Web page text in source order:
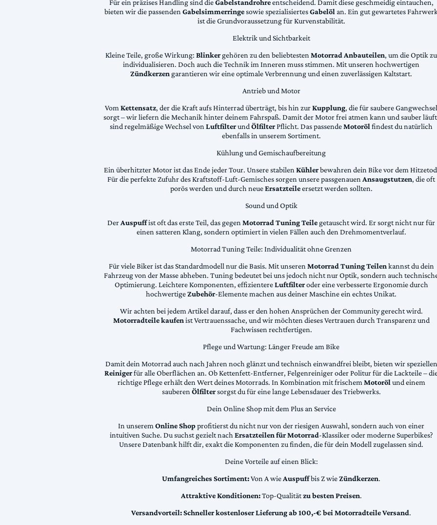
Für ein präzises Handling sind dieGabelstandrohreentscheidend. Damit diese geschmeidig eintauchen,
bieten wir die passendenGabelsimmerringesowie spezialisiertesGabelöl an. Ein gut gewartetes
ist die Grundvoraussetzung für Kurvenstabilität.
Elektrik und Sichtbarkeit
Kleine Teile, große Wirkung: Blinker gehören zu den beliebtestenMotorrad Anbauteilen, um die Optik zu
individualisieren. Doch auch die Technik im Inneren muss stimmen. Mit unseren hochwertigen
Zündkerzen garantieren wir eine optimale Verbrennung und einen zuverlässigen Kaltstart.
Antrieb und Motor
VomKettensatz, der die Kraft aufs Hinterrad überträgt, bis hin zurKupplung, die für saubere Gangwechsel
sorgt – wir liefern die Mechanik hinter deinem Fahrspaß. Damit der Motor frei atmen kann und sauber
sind regelmäßige Wechsel vonLuftfilterundÖlfilterPflicht. Das passendeMotorölfindest du natürlich
ebenfalls in unserem Sortiment.
Kühlung und Gemischaufbereitung
Ein überhitzter Motor ist das Ende jeder Tour. Unsere stabilenKühlerbewahren dein Bike vor dem
Für die perfekte Zufuhr des Kraftstoff-Luft-Gemisches sorgen unsere passgenauenAnsaugstutzen, die oft
porös werden und durch neueErsatzteileersetzt werden sollten.
Sound und Optik
DerAuspuffist oft das erste Teil, das gegenMotorrad Tuning Teile getauscht wird. Er sorgt nicht nur für
einen satteren Klang, sondern optimiert in vielen Fällen auch den Drehmomentverlauf.
Motorrad Tuning Teile: Individualität ohne Grenzen
Für viele Biker ist das Standardmodell nur die Basis. Mit unserenMotorrad Tuning Teilenkannst du dein
Fahrzeug von der Masse abheben. Tuning bedeutet bei uns jedoch nicht nur Optik, sondern auch
Optimierung. Leichtere Komponenten, effizientereLuftfilteroder eine verbesserte Ergonomie durch
hochwertigeZubehör-Elemente machen aus deiner Maschine ein echtes Unikat.
Wir achten bei jedem Artikel darauf, dass er den hohen Ansprüchen der Community gerecht wird.
Motorradteile kaufenist Vertrauenssache, und wir möchten dieses Vertrauen durch Transparenz und
Fachwissen rechtfertigen.
Pflege und Wartung: Länger Freude am Bike
Damit dein Motorrad auch nach Jahren noch glänzt und technisch einwandfrei bleibt, bieten wir speziellen
Reinigerfür alle Oberflächen an. Ob Kettenfett-Entferner, Felgenreiniger oder Politur für die Lackteile –
richtige Pflege erhält den Wert deines Motorrads. In Kombination mit frischemMotorölund einem
sauberenÖlfiltersorgst du für eine lange Lebensdauer des Triebwerks.
Dein Online Shop mit dem Plus an Service
In unseremOnline Shopprofitierst du nicht nur von der riesigen Auswahl, sondern auch von einer
intuitiven Suche. Du suchst gezielt nachErsatzteilen für Motorrad-Klassiker oder moderne Superbikes?
Unsere Datenbank hilft dir, exakt die Komponenten zu finden, die für dein Modell zugelassen sind.
Deine Vorteile auf einen Blick:
Umfangreiches Sortiment:Von A wieAuspuffbis Z wieZündkerzen.
Attraktive Konditionen:Top-Qualitätzu besten Preisen.
Versandvorteil:Schneller kostenloser Lieferung ab 100,-€ bei Motorradteile Versand.